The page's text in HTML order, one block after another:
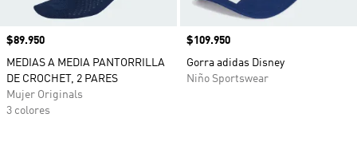
Precio
$89.950
MEDIAS A MEDIA PANTORRILLA
DE CROCHET, 2 PARES
Mujer Originals
3 colores
Precio
$109.950
Gorra adidas Disney
Niño Sportswear